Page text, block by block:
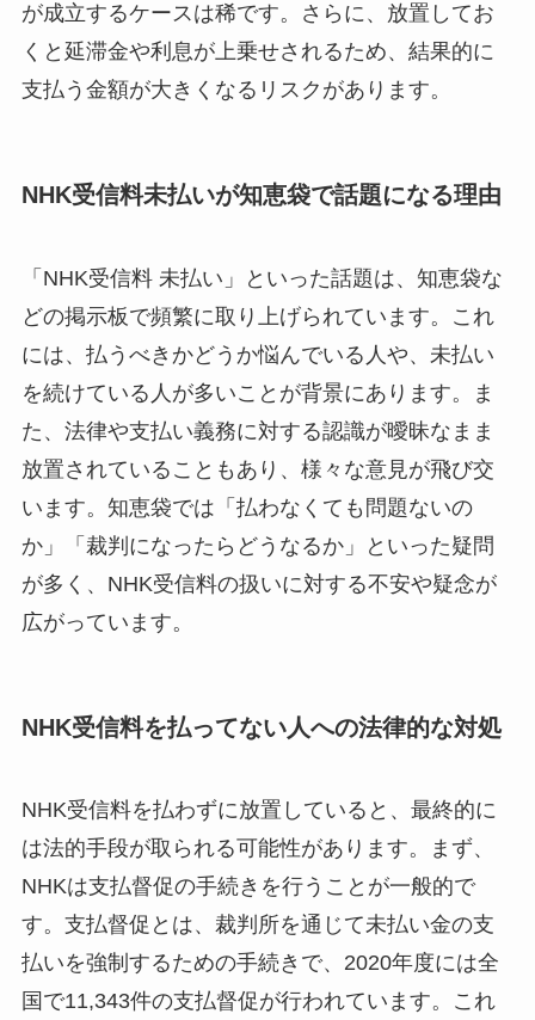
が成立するケースは稀です。さらに、放置してお
くと延滞金や利息が上乗せされるため、結果的に
支払う金額が大きくなるリスクがあります。
NHK受信料未払いが知恵袋で話題になる理由
「NHK受信料 未払い」といった話題は、知恵袋な
どの掲示板で頻繁に取り上げられています。これ
には、払うべきかどうか悩んでいる人や、未払い
を続けている人が多いことが背景にあります。ま
た、法律や支払い義務に対する認識が曖昧なまま
放置されていることもあり、様々な意見が飛び交
います。知恵袋では「払わなくても問題ないの
か」「裁判になったらどうなるか」といった疑問
が多く、NHK受信料の扱いに対する不安や疑念が
広がっています。
NHK受信料を払ってない人への法律的な対処
NHK受信料を払わずに放置していると、最終的に
は法的手段が取られる可能性があります。まず、
NHKは支払督促の手続きを行うことが一般的で
す。支払督促とは、裁判所を通じて未払い金の支
払いを強制するための手続きで、2020年度には全
国で11,343件の支払督促が行われています。これ